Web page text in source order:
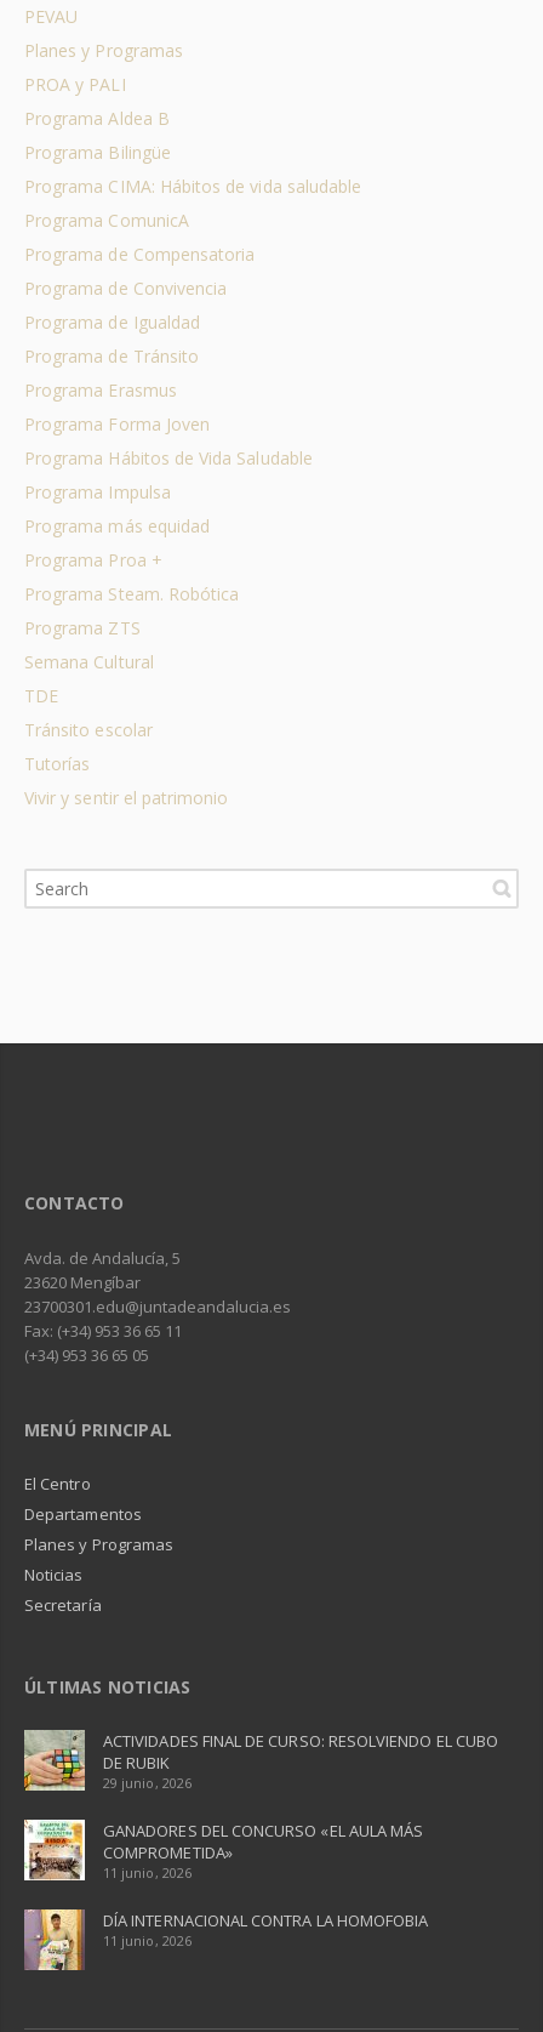
PEVAU
Planes y Programas
PROA y PALI
Programa Aldea B
Programa Bilingüe
Programa CIMA: Hábitos de vida saludable
Programa ComunicA
Programa de Compensatoria
Programa de Convivencia
Programa de Igualdad
Programa de Tránsito
Programa Erasmus
Programa Forma Joven
Programa Hábitos de Vida Saludable
Programa Impulsa
Programa más equidad
Programa Proa +
Programa Steam. Robótica
Programa ZTS
Semana Cultural
TDE
Tránsito escolar
Tutorías
Vivir y sentir el patrimonio
CONTACTO
Avda. de Andalucía, 5
23620 Mengíbar
23700301.edu@juntadeandalucia.es
Fax: (+34) 953 36 65 11
(+34) 953 36 65 05
MENÚ PRINCIPAL
El Centro
Departamentos
Planes y Programas
Noticias
Secretaría
ÚLTIMAS NOTICIAS
ACTIVIDADES FINAL DE CURSO: RESOLVIENDO EL CUBO
DE RUBIK
29 junio, 2026
GANADORES DEL CONCURSO «EL AULA MÁS
COMPROMETIDA»
11 junio, 2026
DÍA INTERNACIONAL CONTRA LA HOMOFOBIA
11 junio, 2026